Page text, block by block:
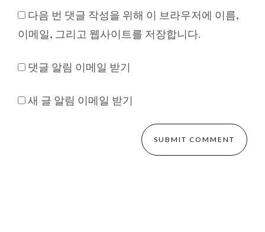
다음 번 댓글 작성을 위해 이 브라우저에 이름,
이메일, 그리고 웹사이트를 저장합니다.
댓글 알림 이메일 받기
새 글 알림 이메일 받기